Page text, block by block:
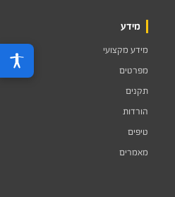
מידע
מידע מקצועי
מפרטים
תקנים
הורדות
טיפים
מאמרים